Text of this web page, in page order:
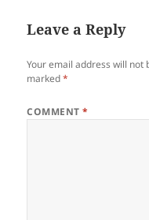
Leave a Reply
Your email address will not
marked*
COMMENT*